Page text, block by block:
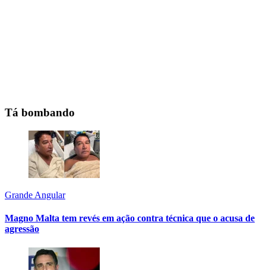
Tá bombando
Grande Angular
Magno Malta tem revés em ação contra técnica que o acusa de
agressão